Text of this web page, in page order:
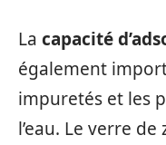
La capacité
également
impuretés et les
l’eau. Le verre